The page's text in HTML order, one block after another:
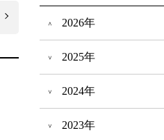
2026年
2025年
2024年
2023年